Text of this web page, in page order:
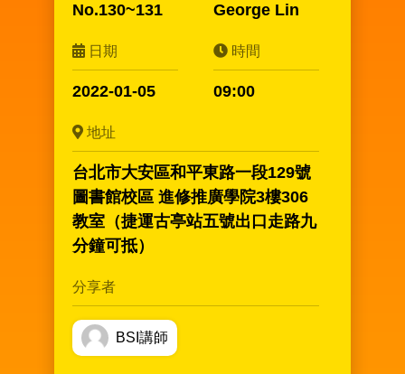
No.130~131 George Lin
日期
2022-01-05
時間
09:00
地址
台北市大安區和平東路一段129號
圖書館校區 進修推廣學院3樓306
教室（捷運古亭站五號出口走路九
分鐘可抵）
分享者
BSI講師